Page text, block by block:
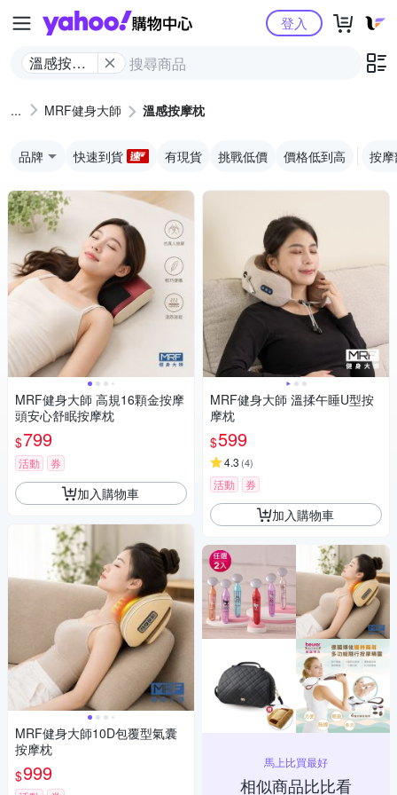
Yahoo購物中心
溫感按摩
登入
MRF健身大師 溫感按摩枕
品牌 快速到貨 有現貨 挑戰低價 價格低到高 按
MRF健身大師 高規16顆金按摩
頭安心舒眠按摩枕
$799
活動 券
加入購物車
MRF健身大師10D包覆型氣囊
按摩枕
$999
MRF健身大師 溫揉午睡U型按
摩枕
$599
4.3 (4)
活動 券
加入購物車
馬上比買最好
相似商品比比看